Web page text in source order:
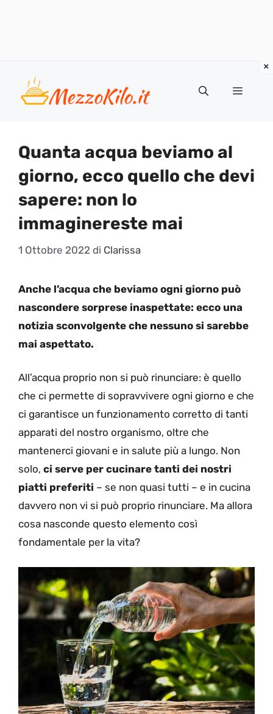
contenuto
Menu
Quanta acqua beviamo al
giorno, ecco quello che devi
sapere: non lo
immaginereste mai
1 Ottobre 2022 di Clarissa
Anche l’acqua che beviamo ogni giorno può
nascondere sorprese inaspettate: ecco una
notizia sconvolgente che nessuno si sarebbe
mai aspettato.
All’acqua proprio non si può rinunciare: è quello
che ci permette di sopravvivere ogni giorno e che
ci garantisce un funzionamento corretto di tanti
apparati del nostro organismo, oltre che
mantenerci giovani e in salute più a lungo. Non
solo, ci serve per cucinare tanti dei nostri
piatti preferiti – se non quasi tutti – e in cucina
davvero non vi si può proprio rinunciare. Ma allora
cosa nasconde questo elemento così
fondamentale per la vita?